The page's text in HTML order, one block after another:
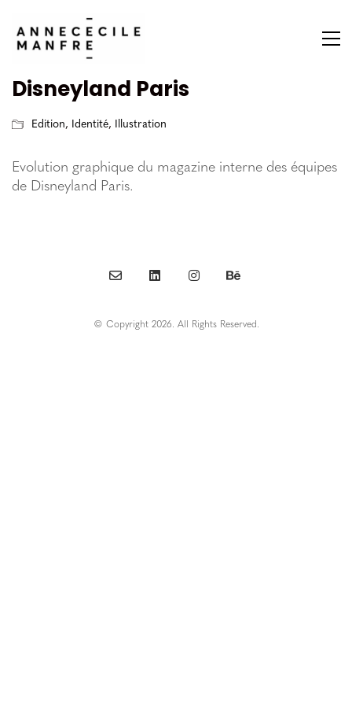
Disneyland Paris
Edition, Identité, Illustration
Evolution graphique du magazine interne des équipes
de Disneyland Paris.
© Copyright 2026. All Rights Reserved.